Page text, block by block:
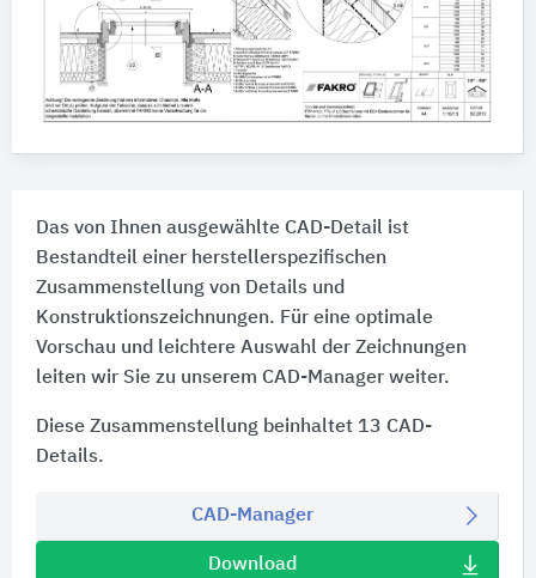
Das von Ihnen ausgewählte CAD-Detail ist
Bestandteil einer herstellerspezifischen
Zusammenstellung von Details und
Konstruktionszeichnungen. Für eine optimale
Vorschau und leichtere Auswahl der Zeichnungen
leiten wir Sie zu unserem CAD-Manager weiter.
Diese Zusammenstellung beinhaltet 13 CAD-
Details.
CAD-Manager
Download